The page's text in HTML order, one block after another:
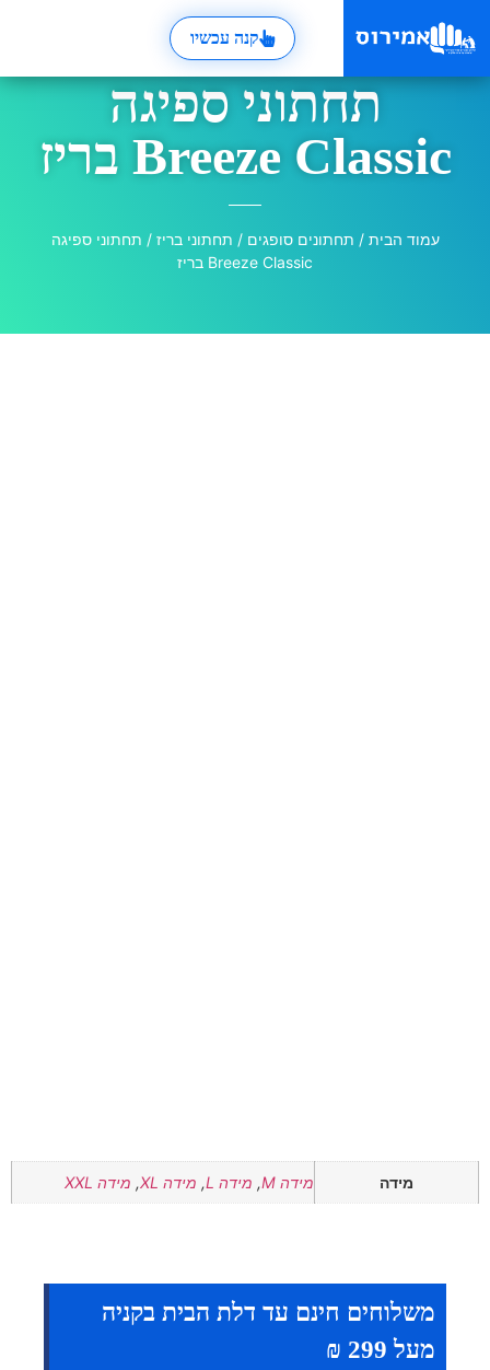
קנה עכשיו
תחתוני ספיגה
Breeze Classic בריז
עמוד הבית / תחתונים סופגים / תחתוני בריז / תחתוני ספיגה
Breeze Classic בריז
מידה מידה M , מידה L , מידה XL , מידה XXL
משלוחים חינם עד דלת הבית בקניה
מעל 299 ₪